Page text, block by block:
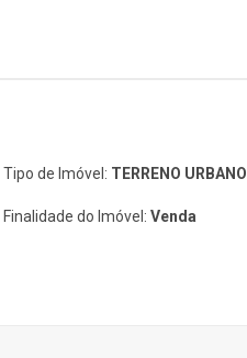
Tipo de Imóvel: TERRENO URBANO
Finalidade do Imóvel: Venda